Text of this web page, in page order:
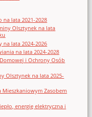
na lata 2021-2028
Olsztynek na lata
na lata 2024-2026
na lata 2024-2028
i Ochrony Osób
Olsztynek na lata 2025-
Zasobem
energię elektryczna i